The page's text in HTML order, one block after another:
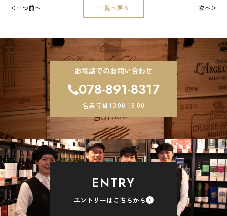
稿
ビ
ゲ
ー
シ
ン
一つ前へ 次へ
一覧へ戻る
お電話でのお問い合わせ
078-891-8317
営業時間 10:00-18:00
ENTRY
エントリーはこちらから